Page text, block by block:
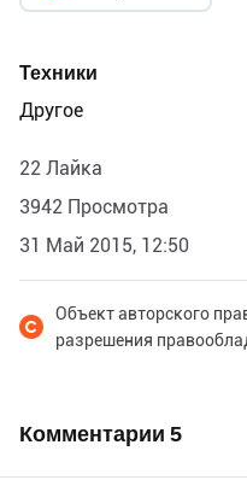
Техники
Другое
22 Лайка
3942 Просмотра
31 Май 2015, 12:50
Объект авторского
разрешения
Комментарии 5